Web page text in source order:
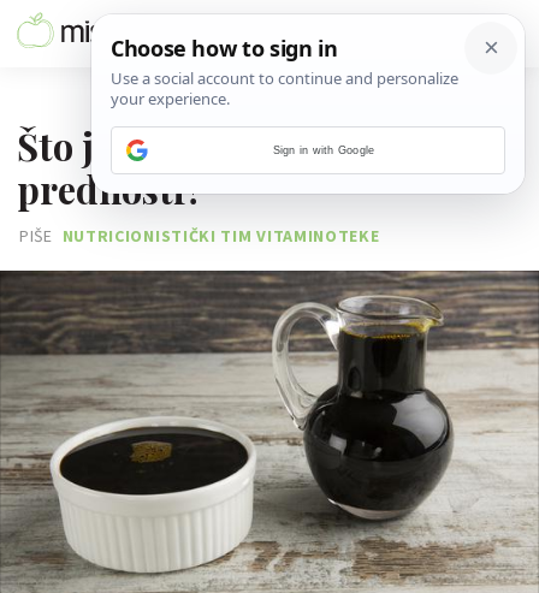
Što je melasa i koje su njezine
prednosti?
PIŠE NUTRICIONISTIČKI TIM VITAMINOTEKE
Sign in with Google